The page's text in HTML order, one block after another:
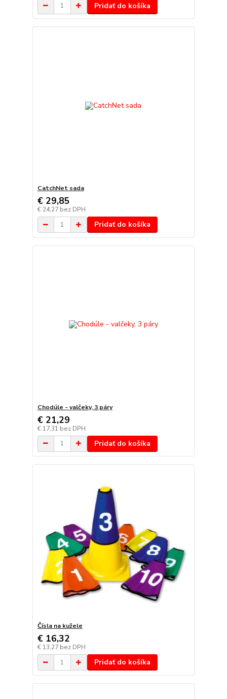
Pridať do košíka
CatchNet sada
€ 29,85
€ 24,27 bez DPH
Pridať do košíka
Chodúle - valčeky, 3 páry
€ 21,29
€ 17,31 bez DPH
Pridať do košíka
Čísla na kužele
€ 16,32
€ 13,27 bez DPH
Pridať do košíka